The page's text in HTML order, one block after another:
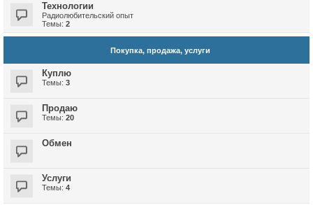
Технологии
Радиолюбительский опыт
Темы: 2
Покупка, продажа, услуги
Куплю
Темы: 3
Продаю
Темы: 20
Обмен
Услуги
Темы: 4